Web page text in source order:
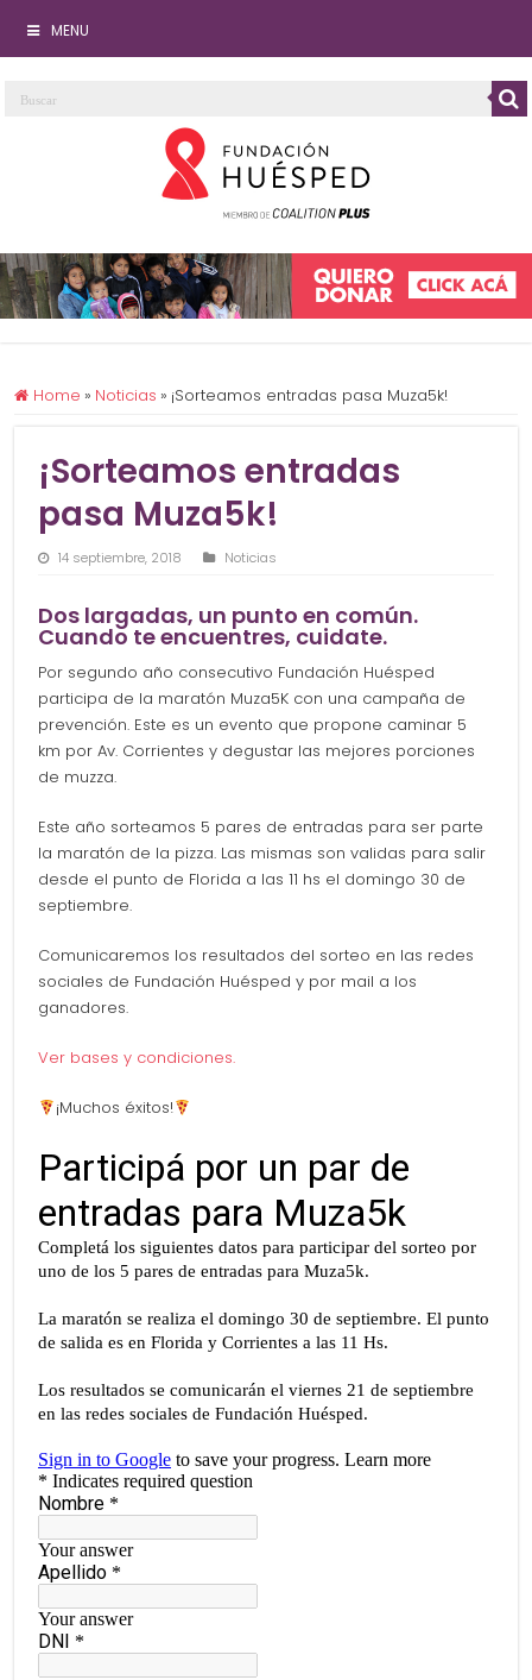
MENU
Home » Noticias » ¡Sorteamos entradas pasa Muza5k!
¡Sorteamos entradas
pasa Muza5k!
14 septiembre, 2018 Noticias
Dos largadas, un punto en común.
Cuando te encuentres, cuidate.
Por segundo año consecutivo Fundación Huésped
participa de la maratón Muza5K con una campaña de
prevención. Este es un evento que propone caminar 5
km por Av. Corrientes y degustar las mejores porciones
de muzza.
Este año sorteamos 5 pares de entradas para ser parte
la maratón de la pizza. Las mismas son validas para salir
desde el punto de Florida a las 11 hs el domingo 30 de
septiembre.
Comunicaremos los resultados del sorteo en las redes
sociales de Fundación Huésped y por mail a los
ganadores.
Ver bases y condiciones.
¡Muchos éxitos!